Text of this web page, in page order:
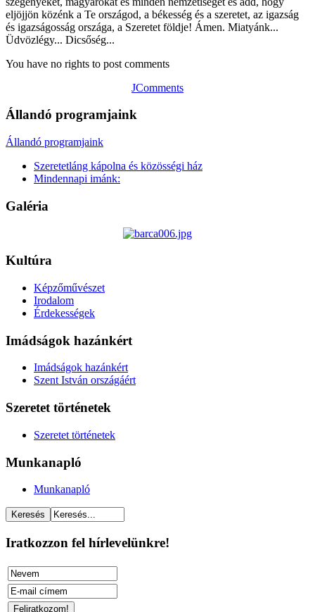
eljöjjön közénk a Te országod, a békesség és a szeretet, az igazság
és igazságosság országa, a Szeretet földje! Ámen. Miatyánk...
Üdvözlégy... Dicsőség...
You have no rights to post comments
JComments
Állandó programjaink
Állandó programjaink
Szeretetláng kápolna és közösségi ház
Mindennapi imánk:
Galéria
Kultúra
Képzőművészet
Irodalom
Érdekességek
Imádságok hazánkért
Imádságok hazánkért
Szent István országáért
Szeretet történetek
Szeretet történetek
Munkanapló
Munkanapló
Iratkozzon fel hírlevelünkre!